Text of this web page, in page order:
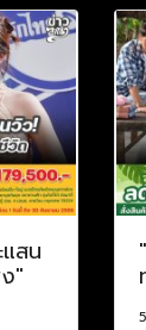
สน
"